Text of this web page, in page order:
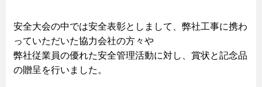
安全大会の中では安全表彰としまして、弊社工事に携わ
っていただいた協力会社の方々や
弊社従業員の優れた安全管理活動に対し、賞状と記念品
の贈呈を行いました。